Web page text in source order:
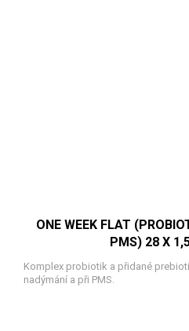
ONE WEEK FLAT
PMS) 28 X
Komplex probiotik a přidané
nadýmání a při PMS.